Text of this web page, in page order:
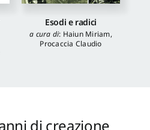
Esodi e radici
a cura di: Haiun Miriam,
Procaccia Claudio
di creazione